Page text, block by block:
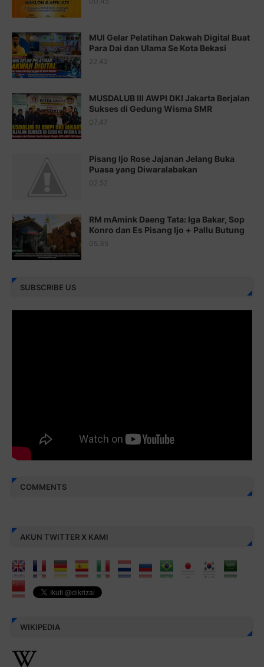
Juz 15 ⇨http://j.mp/2bFRQIM
Juz 17 ⇨http://j.mp/2brHsFz
Juz 18 ⇨http://j.mp/2b8SCfc
Juz 19 ⇨http://j.mp/2bFSq95
Juz 20 ⇨http://j.mp/2brI1zc
Juz 21 ⇨http://j.mp/2b8VcBO
http://j.mp/2bFRxNP
http://j.mp/2brItxm
Juz 25 ⇨http://j.mp/2brImlf
Juz 26 ⇨http://j.mp/2bFRHF2
MUI Gelar Pelatihan Dakwah Digital Buat
Para Dai dan Ulama Se Kota Bekasi
22.42
MUSDALUB III AWPI DKI Jakarta Berjalan
Sukses di Gedung Wisma SMR
07.47
Pisang Ijo Rose Jajanan Jelang Buka
Puasa yang Diwaralabakan
02.52
RM mAmink Daeng Tata: Iga Bakar, Sop
Konro dan Es Pisang Ijo + Pallu Butung
05.35
SUBSCRIBE US
COMMENTS
AKUN TWITTER X KAMI
WIKIPEDIA